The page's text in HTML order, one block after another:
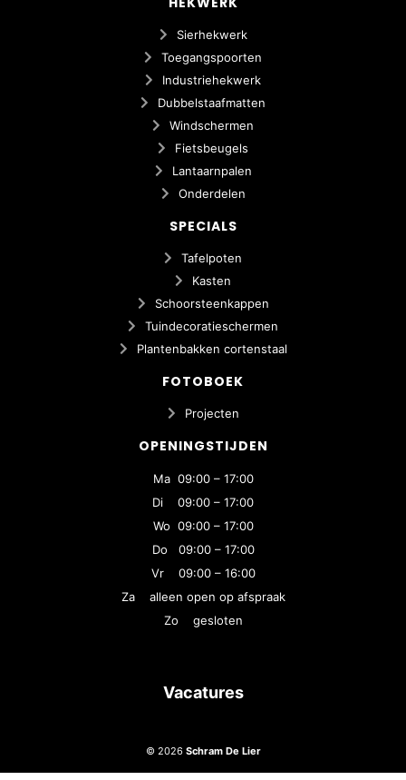
Sierhekwerk
Toegangspoorten
Industriehekwerk
Dubbelstaafmatten
Windschermen
Fietsbeugels
Lantaarnpalen
Onderdelen
SPECIALS
Tafelpoten
Kasten
Schoorsteenkappen
Tuindecoratieschermen
Plantenbakken cortenstaal
FOTOBOEK
Projecten
OPENINGSTIJDEN
Ma 09:00 – 17:00
Di 09:00 – 17:00
Wo 09:00 – 17:00
Do 09:00 – 17:00
Vr 09:00 – 16:00
Za alleen open op afspraak
Zo gesloten
Vacatures
© 2026 Schram De Lier